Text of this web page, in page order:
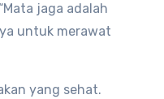
jaga adalah
untuk merawat
yang sehat.